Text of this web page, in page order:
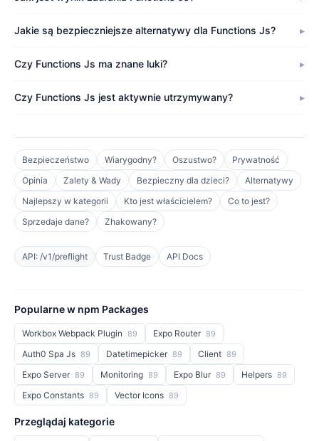
Jakie są bezpieczniejsze alternatywy dla Functions Js?
Czy Functions Js ma znane luki?
Czy Functions Js jest aktywnie utrzymywany?
Bezpieczeństwo Wiarygodny? Oszustwo?
Prywatność
Opinia
Zalety & Wady Bezpieczny dla dzieci?
Alternatywy
Najlepszy w kategorii
Kto jest właścicielem?
Co to jest?
Sprzedaje dane?
Zhakowany?
API: /v1/preflight Trust Badge API Docs
Popularne w npm Packages
Workbox Webpack Plugin 89 Expo Router 89
Auth0 Spa Js 89 Datetimepicker 89 Client 89
Expo Server 89 Monitoring 89 Expo Blur 89 Helpers 89
Expo Constants 89 Vector Icons 89
Przeglądaj kategorie